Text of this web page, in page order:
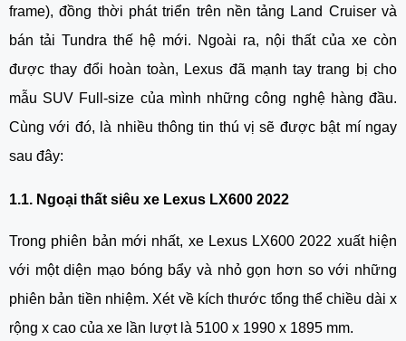
frame), đồng thời phát triển trên nền tảng Land Cruiser và
bán tải Tundra thế hệ mới. Ngoài ra, nội thất của xe còn
được thay đổi hoàn toàn, Lexus đã mạnh tay trang bị cho
mẫu SUV Full-size của mình những công nghệ hàng đầu.
Cùng với đó, là nhiều thông tin thú vị sẽ được bật mí ngay
sau đây:
1.1. Ngoại thất siêu xe Lexus LX600 2022
Trong phiên bản mới nhất, xe Lexus LX600 2022 xuất hiện
với một diện mạo bóng bẩy và nhỏ gọn hơn so với những
phiên bản tiền nhiệm. Xét về kích thước tổng thể chiều dài x
rộng x cao của xe lần lượt là 5100 x 1990 x 1895 mm.